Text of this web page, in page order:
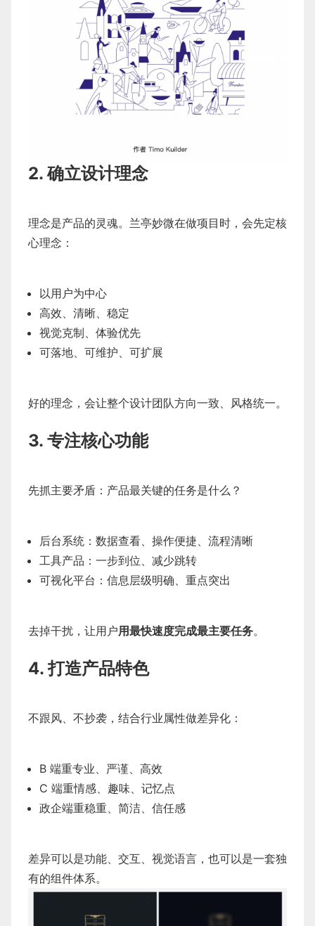
2. 确立设计理念
理念是产品的灵魂。兰亭妙微在做项目时，会先定核
心理念：
以用户为中心
高效、清晰、稳定
视觉克制、体验优先
可落地、可维护、可扩展
好的理念，会让整个设计团队方向一致、风格统一。
3. 专注核心功能
先抓主要矛盾：产品最关键的任务是什么？
后台系统：数据查看、操作便捷、流程清晰
工具产品：一步到位、减少跳转
可视化平台：信息层级明确、重点突出
去掉干扰，让用户用最快速度完成最主要任务。
4. 打造产品特色
不跟风、不抄袭，结合行业属性做差异化：
B 端重专业、严谨、高效
C 端重情感、趣味、记忆点
政企端重稳重、简洁、信任感
差异可以是功能、交互、视觉语言，也可以是一套独
有的组件体系。